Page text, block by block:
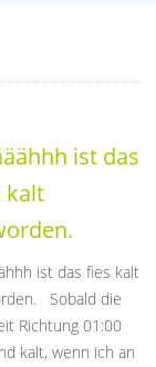
ist das
kalt
ist das fies kalt
Sobald die
Richtung 01:00
kalt, wenn ich an